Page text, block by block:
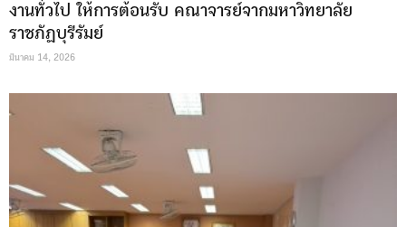
งานทั่วไป ให้การต้อนรับ คณาจารย์จากมหาวิทยาลัย
ราชภัฏบุรีรัมย์
มีนาคม 14, 2026